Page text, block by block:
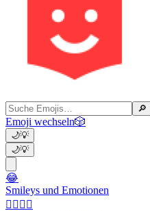
🔎
Emoji wechseln🎲
🌙💡
🌙💡
😂
Smileys und Emotionen
👩‍❤️‍💋‍👨